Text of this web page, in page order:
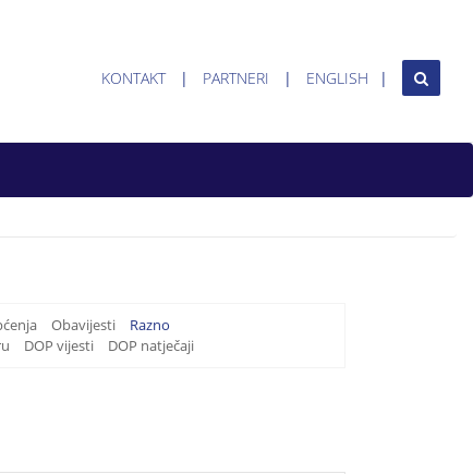
KONTAKT PARTNERI ENGLISH
Obavijesti
Razno
DOP vijesti DOP natječaji